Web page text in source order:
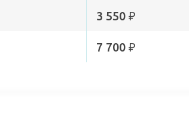
3 550 ₽
7 700 ₽